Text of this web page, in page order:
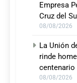
Empresa
Cruz del
08/08/2026
La Unión
rinde
centenario
08/08/2026